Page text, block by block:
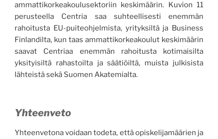
ammattikorkeakoulusektoriin keskimäärin. Kuvion 11
perusteella Centria saa suhteellisesti enemmän
rahoitusta EU-puiteohjelmista, yrityksiltä ja Business
Finlandilta, kun taas ammattikorkeakoulut keskimäärin
saavat Centriaa enemmän rahoitusta kotimaisilta
yksityisiltä rahastoilta ja säätiöiltä, muista julkisista
lähteistä sekä Suomen Akatemialta.
Yhteenveto
Yhteenvetona voidaan todeta, että opiskelijamäärien ja